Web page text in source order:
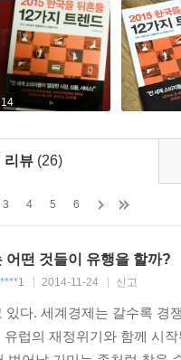
병과 과체중을 극복하고 건
. 많은 사람이 소셜 네트워
장바구니 목록이 배치될
메뉴 옆에 작은 돌 그림이
오 다이어트의 주요 메뉴와
새로운 시장을 개척하려는
인기다.
뜨겁게 달군 원시인 식단 |
으로 전 세계 숨은 트렌드를
‘소외와 상처’를 ‘치유’해
, 주거, 패션, 관광 분야에
서 특별함을 기대하기란
소개한다.
에서 생겨난 발전적인 변화
속에서 소외되고 상처받은
을 타깃으로 탄생한 비즈니
루언서 마케팅’까지
메가 히트 아이템
14
리뷰 (26)
3 4 5 6
어떤 것들이 유행을 할까?
2014-11-24 신고
있다. 세계경제는 갈수록 경
럽의 재정위기와 함께 시